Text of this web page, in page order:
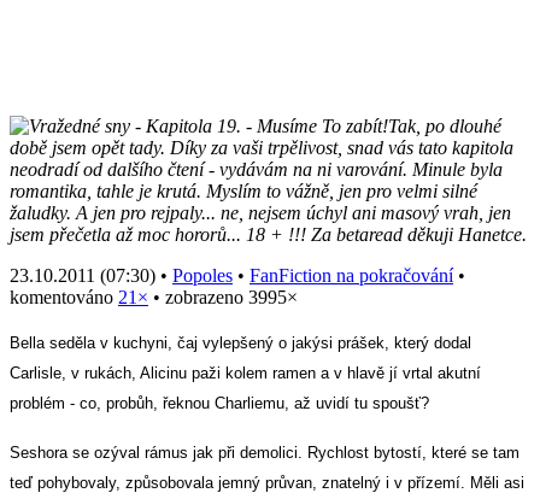
Tak, po dlouhé
době jsem opět tady. Díky za vaši trpělivost, snad vás tato kapitola
neodradí od dalšího čtení - vydávám na ni varování. Minule byla
romantika, tahle je krutá. Myslím to vážně, jen pro velmi silné
žaludky. A jen pro rejpaly... ne, nejsem úchyl ani masový vrah, jen
jsem přečetla až moc hororů... 18 + !!! Za betaread děkuji Hanetce.
23.10.2011 (07:30) • Popoles • FanFiction na pokračování•
komentováno 21× • zobrazeno 3995×
Bella seděla v kuchyni, čaj vylepšený o jakýsi prášek, který dodal
Carlisle, v rukách, Alicinu paži kolem ramen a v hlavě jí vrtal akutní
problém - co, probůh, řeknou Charliemu, až uvidí tu spoušť?
Seshora se ozýval rámus jak při demolici. Rychlost bytostí, které se tam
teď pohybovaly, způsobovala jemný průvan, znatelný i v přízemí. Měli asi